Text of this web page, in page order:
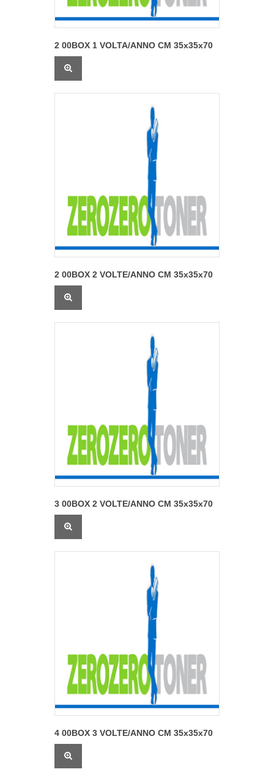
2 00BOX 1 VOLTA/ANNO CM 35x35x70
2 00BOX 2 VOLTE/ANNO CM 35x35x70
3 00BOX 2 VOLTE/ANNO CM 35x35x70
4 00BOX 3 VOLTE/ANNO CM 35x35x70